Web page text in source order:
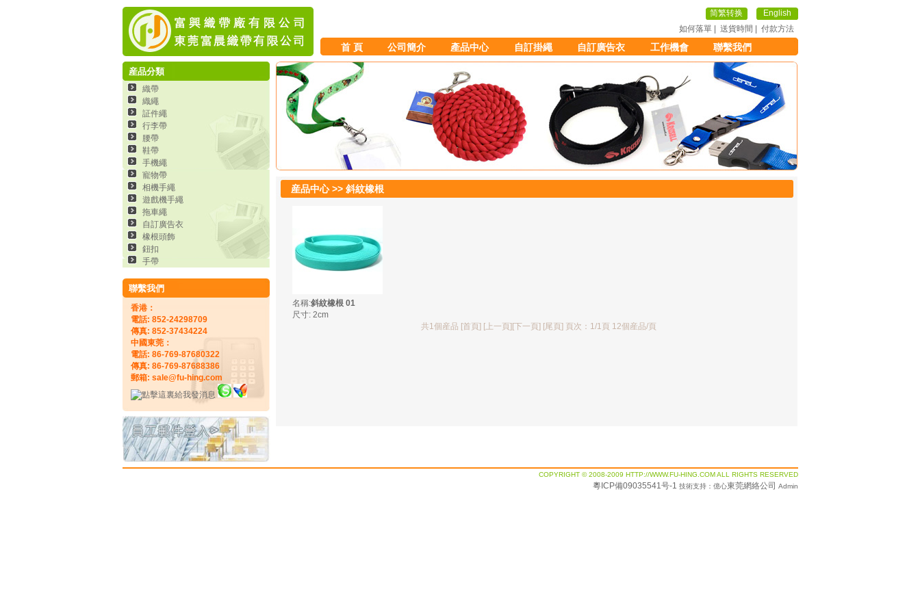
简繁转换
English
如何落單| 送貨時間 付款方法
首 頁 公司簡介 產品中心 自訂掛繩 自訂廣告衣 工作機會 聯繫我們
産品分類
織帶
織繩
証件繩
行李帶
腰帶
鞋帶
手機繩
寵物帶
相機手繩
遊戲機手繩
拖車繩
自訂廣告衣
橡根頭飾
鈕扣
手帶
聯繫我們
香港：
電話: 852-24298709
傳真: 852-37434224
中國東莞：
電話: 86-769-87680322
傳真: 86-769-87688386
郵箱: sale@fu-hing.com
産品中心 >> 斜紋橡根
名稱:斜紋橡根 01
尺寸: 2cm
共1個産品 [首頁] [上一頁][下一頁] [尾頁] 頁次：1/1頁 12個産品/頁
COPYRIGHT © 2008-2009 HTTP://WWW.FU-HING.COM ALL RIGHTS RESERVED
粵ICP備09035541号-1 技術支持：億心東莞網絡公司 Admin